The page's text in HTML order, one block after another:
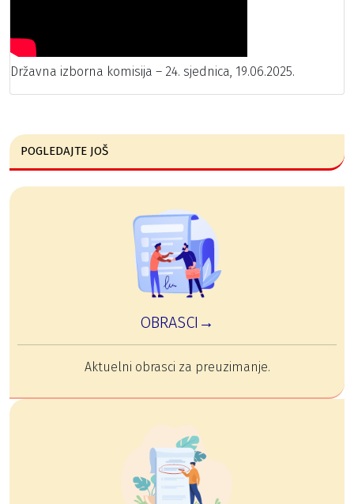
Državna izborna komisija – 24. sjednica, 19.06.2025.
POGLEDAJTE JOŠ
OBRASCI→
Aktuelni obrasci za preuzimanje.